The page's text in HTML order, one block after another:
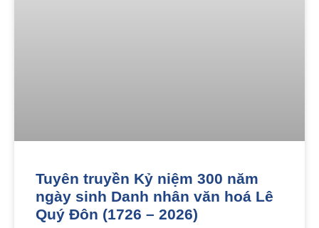
Tuyên truyền Kỷ niệm 300 năm
ngày sinh Danh nhân văn hoá Lê
Quý Đôn (1726 – 2026)